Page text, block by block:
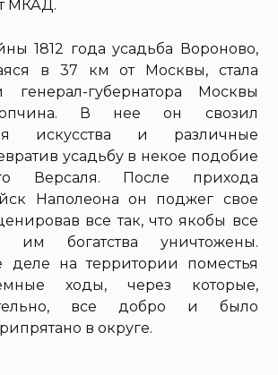
МКАД.
1812 года усадьба Вороново,
в 37 км от Москвы, стала
генерал-губернатора Москвы
В нее он свозил
искусства и различные
усадьбу в некое подобие
Версаля. После прихода
Наполеона он поджег свое
все так, что якобы все
им богатства уничтожены.
на территории поместья
ходы, через которые,
все добро и было
в округе.